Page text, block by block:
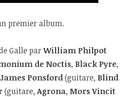
premier album.
Galle parWilliam Philpot
de Noctis, Black Pyre,
James Ponsford(guitare, Blind
(guitare,Agrona, Mors Vincit